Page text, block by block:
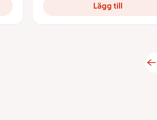
Lägg till